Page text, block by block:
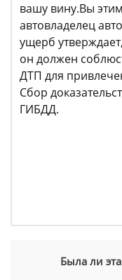
вашу вину.Вы
автовладелец
ущерб
он должен
ДТП для
Сбор
ГИБДД.
Была ли